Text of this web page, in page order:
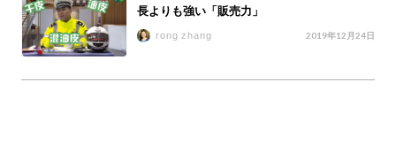
長よりも強い「販売力」
rong zhang 2019年12月24日